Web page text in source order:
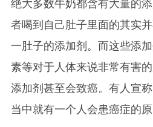
绝大多数牛奶都含有大量的
者喝到自己肚子里面的其实
一肚子的添加剂。而这些添
素等对于人体来说非常有害
添加剂甚至会致癌。有人宣
当中就有一个人会患癌症的原